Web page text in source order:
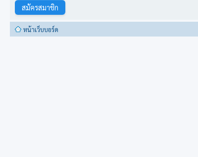
สมัครสมาชิก
หน้าเว็บบอร์ด